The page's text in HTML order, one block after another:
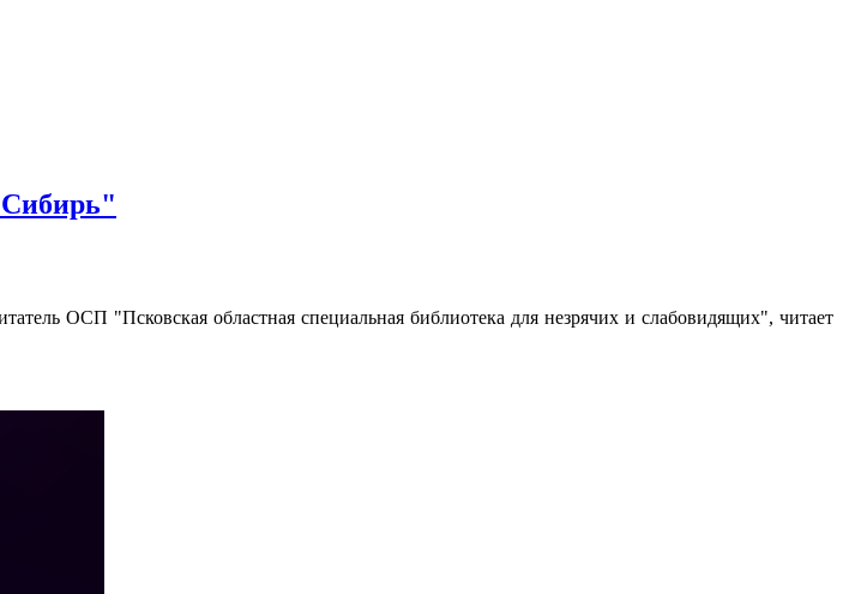
ОСП "Псковская областная специальная библиотека для незрячих и слабовидящих", читает